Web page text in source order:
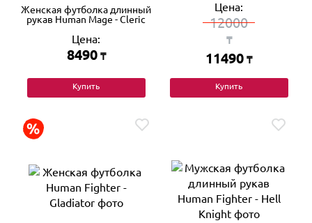
Женская футболка длинный
рукав Human Mage - Cleric
Цена:
8490 ₸
Купить
Цена:
12000
₸
11490 ₸
Купить